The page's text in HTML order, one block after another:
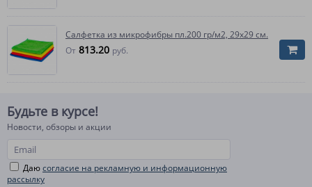
Салфетка из микрофибры пл.200 гр/м2, 29х29 см.
От 813.20 руб.
Будьте в курсе!
Новости, обзоры и акции
Даюсогласие на рекламную и информационную
рассылку